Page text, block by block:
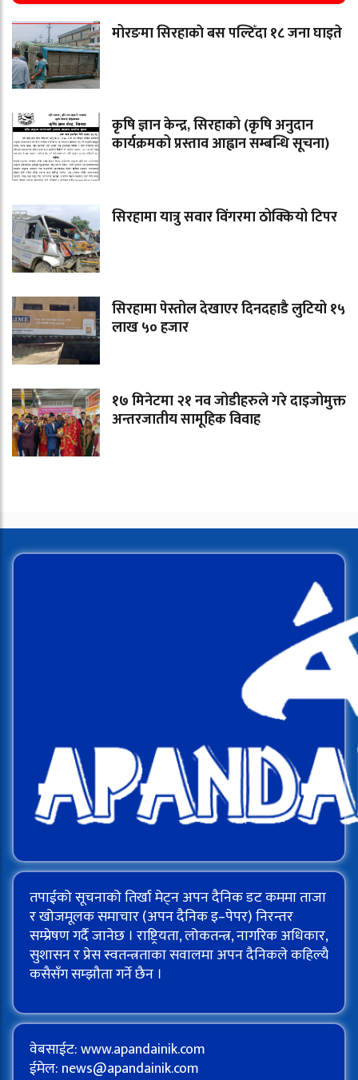
मोरङमा सिरहाकाे बस पल्टिँदा १८ जना घाइते
कृषि ज्ञान केन्द्र, सिरहाको (कृषि अनुदान
कार्यक्रमको प्रस्ताव आह्वान सम्बन्धि सूचना)
सिरहामा यात्रु सवार विंगरमा ठोक्कियो टिपर
सिरहामा पेस्तोल देखाएर दिनदहाडै लुटियो १५
लाख ५० हजार
१७ मिनेटमा २१ नव जोडीहरुले गरे दाइजोमुक्त
अन्तरजातीय सामूहिक विवाह
तपाईको सूचनाको तिर्खा मेट्न अपन दैनिक डट कममा ताजा
र खोजमूलक समाचार (अपन दैनिक इ–पेपर) निरन्तर
सम्प्रेषण गर्दै जानेछ । राष्ट्रियता, लोकतन्त्र, नागरिक अधिकार,
सुशासन र प्रेस स्वतन्त्रताका सवालमा अपन दैनिकले कहिल्यै
कसैसँग सम्झौता गर्ने छैन ।
वेबसाईट: www.apandainik.com
ईमेल: news@apandainik.com